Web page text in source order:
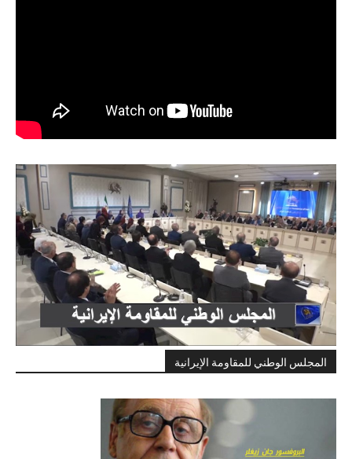
المجلس الوطني للمقاومة الإيرانية